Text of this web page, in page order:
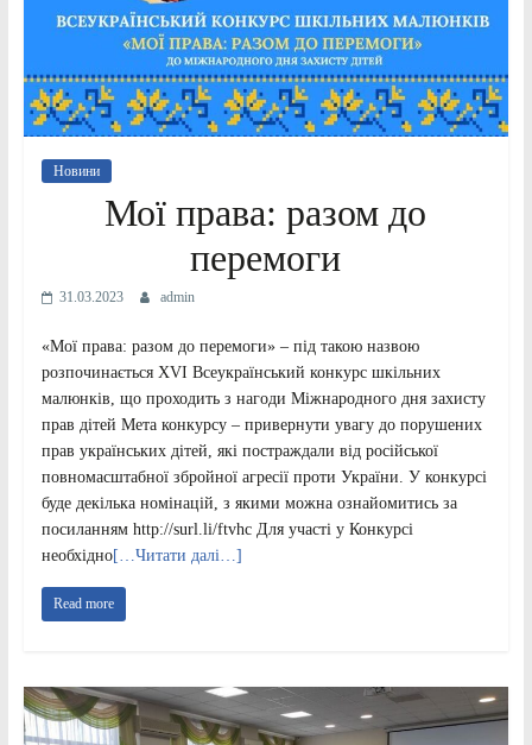
Новини
Мої права: разом до
перемоги
31.03.2023 admin
«Мої права: разом до перемоги» – під такою назвою
розпочинається XVI Всеукраїнський конкурс шкільних
малюнків, що проходить з нагоди Міжнародного дня захисту
прав дітей Мета конкурсу – привернути увагу до порушених
прав українських дітей, які постраждали від російської
повномасштабної збройної агресії проти України. У конкурсі
буде декілька номінацій, з якими можна ознайомитись за
посиланням http://surl.li/ftvhc Для участі у Конкурсі
необхідно[…Читати далі…]
Read more